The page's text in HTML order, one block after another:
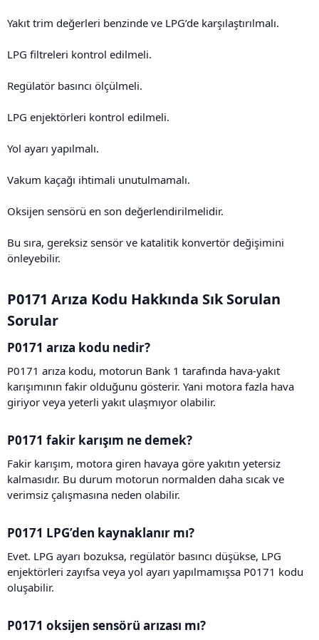
Yakıt trim değerleri benzinde ve LPG’de karşılaştırılmalı.
LPG filtreleri kontrol edilmeli.
Regülatör basıncı ölçülmeli.
LPG enjektörleri kontrol edilmeli.
Yol ayarı yapılmalı.
Vakum kaçağı ihtimali unutulmamalı.
Oksijen sensörü en son değerlendirilmelidir.
Bu sıra, gereksiz sensör ve katalitik konvertör değişimini
önleyebilir.
P0171 Arıza Kodu Hakkında Sık Sorulan
Sorular​
P0171 arıza kodu nedir?​
P0171 arıza kodu, motorun Bank 1 tarafında hava-yakıt
karışımının fakir olduğunu gösterir. Yani motora fazla hava
giriyor veya yeterli yakıt ulaşmıyor olabilir.
P0171 fakir karışım ne demek?​
Fakir karışım, motora giren havaya göre yakıtın yetersiz
kalmasıdır. Bu durum motorun normalden daha sıcak ve
verimsiz çalışmasına neden olabilir.
P0171 LPG’den kaynaklanır mı?​
Evet. LPG ayarı bozuksa, regülatör basıncı düşükse, LPG
enjektörleri zayıfsa veya yol ayarı yapılmamışsa P0171 kodu
oluşabilir.
P0171 oksijen sensörü arızası mı?​